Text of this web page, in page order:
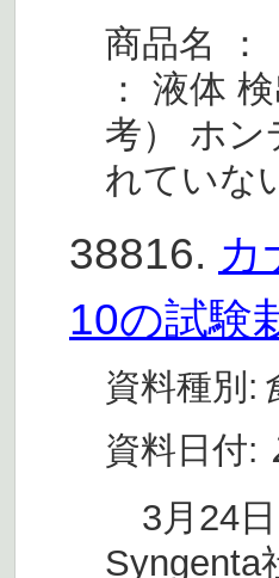
商品名 ：
： 液体
考） ホ
れていな
38816. カ
10の試験
資料種別:
資料日付:
3月24日
Syngenta